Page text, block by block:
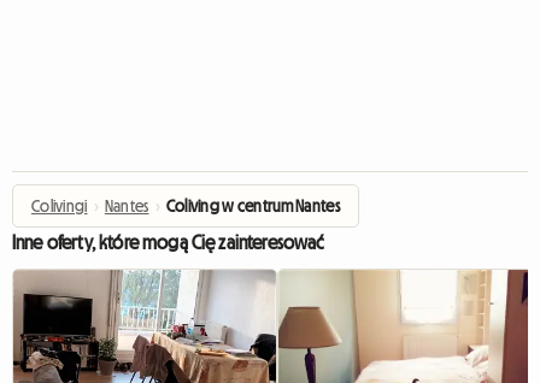
Colivingi › Nantes › Coliving w centrum Nantes
Inne oferty, które mogą Cię zainteresować